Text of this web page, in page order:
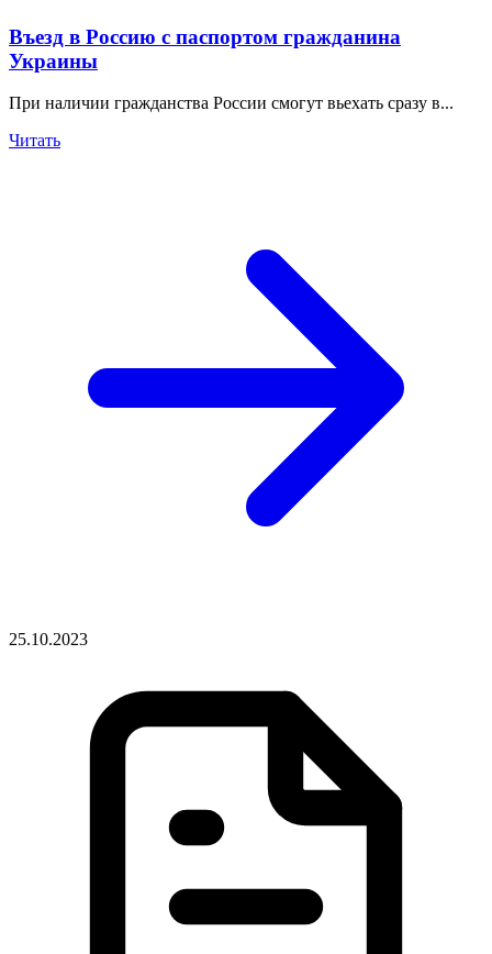
Въезд в Россию с паспортом гражданина
Украины
При наличии гражданства России смогут вьехать сразу в...
Читать
25.10.2023